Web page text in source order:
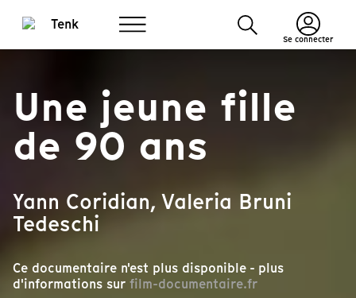
Se connecter
Une jeune fille
de 90 ans
Yann Coridian, Valeria Bruni
Tedeschi
Ce documentaire n'est plus disponible - plus
d'informations sur film-documentaire.fr